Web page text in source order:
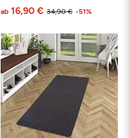
34,90 €
ab 16,90 € -51%